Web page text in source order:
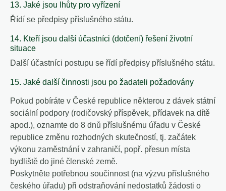
13. Jaké jsou lhůty pro vyřízení
Řídí se předpisy příslušného státu.
14. Kteří jsou další účastníci (dotčení) řešení životní
situace
Další účastníci postupu se řídí předpisy příslušného státu.
15. Jaké další činnosti jsou po žadateli požadovány
Pokud pobíráte v České republice některou z dávek státní
sociální podpory (rodičovský příspěvek, přídavek na dítě
apod.), oznamte do 8 dnů příslušnému úřadu v České
republice změnu rozhodných skutečností, tj. začátek
výkonu zaměstnání v zahraničí, popř. přesun místa
bydliště do jiné členské země.
Poskytněte potřebnou součinnost (na výzvu příslušného
českého úřadu) při odstraňování nedostatků žádosti o